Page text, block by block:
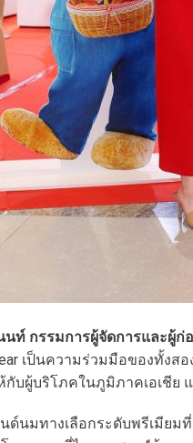
ท์ กรรมการผู้จัดการและผู้ก่
เป็นความร่วมมือของทั้ง
บผู้บริโภคในภูมิภาคเอเชีย
ด์นมทางเลือกระดับพรีเมีย